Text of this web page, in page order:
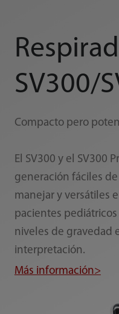
SV300/
Compacto pero
El SV300 y el SV300
generación fáciles
manejar y versátiles
pacientes
niveles de gravedad
interpretación.
Más información>